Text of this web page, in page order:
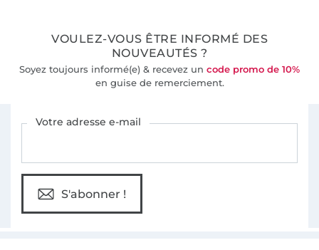
36 ans d'expérience
VOULEZ-VOUS ÊTRE INFORMÉ DES
NOUVEAUTÉS ?
Soyez toujours informé(e) & recevez un code promo de 10%
en guise de remerciement.
Votre adresse e-mail
S'abonner !